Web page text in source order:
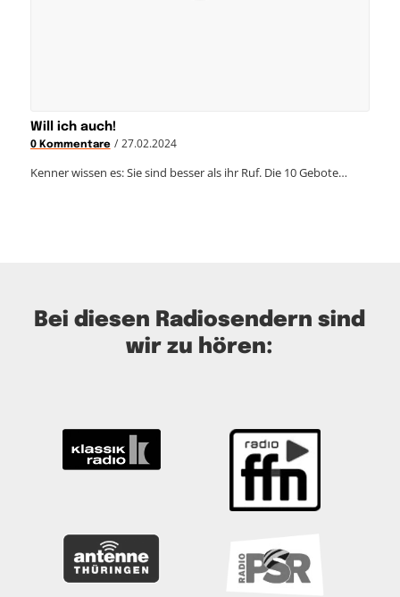
Will ich auch!
0 Kommentare / 27.02.2024
Kenner wissen es: Sie sind besser als ihr Ruf. Die 10 Gebote…
Bei diesen Radiosendern sind
wir zu hören: